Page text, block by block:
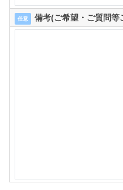
任意 備考(ご希望・ご質問等